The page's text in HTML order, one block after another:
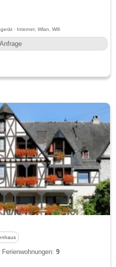
· Internet, Wlan, Wifi
Ferienwohnungen:9